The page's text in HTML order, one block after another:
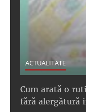
ACTUALITATE
Cum arată o
fără alergătură